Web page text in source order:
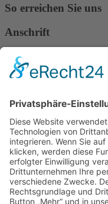
So erreichen Sie uns
Anschrift
Verband Deutscher
Verbandsverwaltung
Am Rosenbraken 12
E-Mail
Diese E-Mail-Adresse ist
muss JavaScript
Diese E-Mail-Adresse ist
muss JavaScript
Telefon Service-Team